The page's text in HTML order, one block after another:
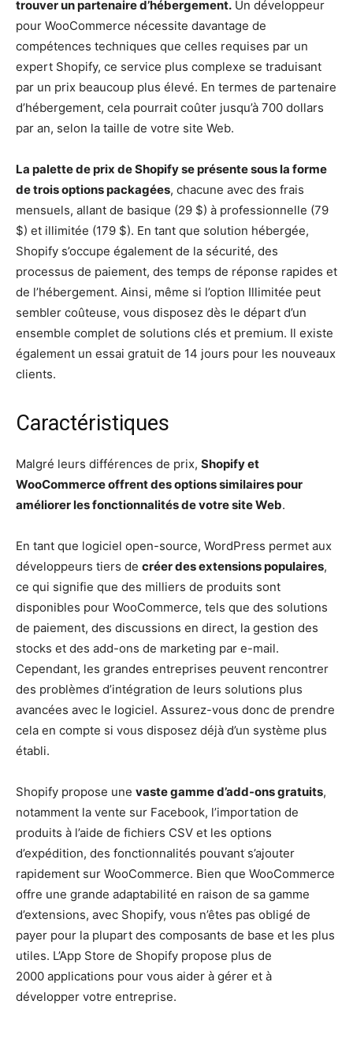
trouver un partenaire d’hébergement. Un développeur
pour WooCommerce nécessite davantage de
compétences techniques que celles requises par un
expert Shopify, ce service plus complexe se traduisant
par un prix beaucoup plus élevé. En termes de partenaire
d’hébergement, cela pourrait coûter jusqu’à 700 dollars
par an, selon la taille de votre site Web.
La palette de prix de Shopify se présente sous la forme
de trois options packagées, chacune avec des frais
mensuels, allant de basique (29 $) à professionnelle (79
$) et illimitée (179 $). En tant que solution hébergée,
Shopify s’occupe également de la sécurité, des
processus de paiement, des temps de réponse rapides et
de l’hébergement. Ainsi, même si l’option Illimitée peut
sembler coûteuse, vous disposez dès le départ d’un
ensemble complet de solutions clés et premium. Il existe
également un essai gratuit de 14 jours pour les nouveaux
clients.
Caractéristiques
Malgré leurs différences de prix, Shopify et
WooCommerce offrent des options similaires pour
améliorer les fonctionnalités de votre site Web.
En tant que logiciel open-source, WordPress permet aux
développeurs tiers de créer des extensions populaires,
ce qui signifie que des milliers de produits sont
disponibles pour WooCommerce, tels que des solutions
de paiement, des discussions en direct, la gestion des
stocks et des add-ons de marketing par e-mail.
Cependant, les grandes entreprises peuvent rencontrer
des problèmes d’intégration de leurs solutions plus
avancées avec le logiciel. Assurez-vous donc de prendre
cela en compte si vous disposez déjà d’un système plus
établi.
Shopify propose une vaste gamme d’add-ons gratuits,
notamment la vente sur Facebook, l’importation de
produits à l’aide de fichiers CSV et les options
d’expédition, des fonctionnalités pouvant s’ajouter
rapidement sur WooCommerce. Bien que WooCommerce
offre une grande adaptabilité en raison de sa gamme
d’extensions, avec Shopify, vous n’êtes pas obligé de
payer pour la plupart des composants de base et les plus
utiles. L’App Store de Shopify propose plus de
2000 applications pour vous aider à gérer et à
développer votre entreprise.